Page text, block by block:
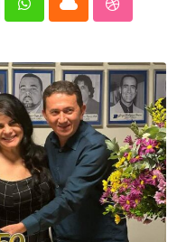
WhatsappCloud